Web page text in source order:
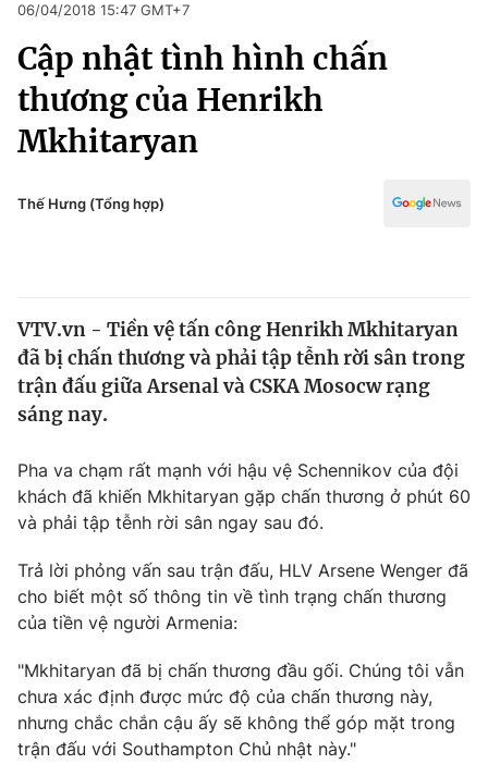
Chuyên mục
Chính trị
Thế giới
Tin tức
Thế giới đó đây
Câu chuyện quốc tế
Kinh tế
Tài chính
Thị trường
Góc doanh nghiệp
Dữ liệu và đời sống
Truyền hình
Phim VTV
Nhân vật
Khán giả
Giải trí
Điện ảnh
Âm nhạc
Sao
Đời sống
Du lịch
Giáo dục
Xã hội
Pháp luật
Thể thao
Truyền hình
Văn hóa - Giải trí
Đời sống
06/04/2018 15:47 GMT+7
Cập nhật tình hình chấn
thương của Henrikh
Mkhitaryan
Thế Hưng (Tổng hợp)
VTV.vn - Tiền vệ tấn công Henrikh Mkhitaryan
đã bị chấn thương và phải tập tễnh rời sân trong
trận đấu giữa Arsenal và CSKA Mosocw rạng
sáng nay.
Pha va chạm rất mạnh với hậu vệ Schennikov của đội
khách đã khiến Mkhitaryan gặp chấn thương ở phút 60
và phải tập tễnh rời sân ngay sau đó.
Trả lời phỏng vấn sau trận đấu, HLV Arsene Wenger đã
cho biết một số thông tin về tình trạng chấn thương
của tiền vệ người Armenia:
"Mkhitaryan đã bị chấn thương đầu gối. Chúng tôi vẫn
chưa xác định được mức độ của chấn thương này,
nhưng chắc chắn cậu ấy sẽ không thể góp mặt trong
trận đấu với Southampton Chủ nhật này."